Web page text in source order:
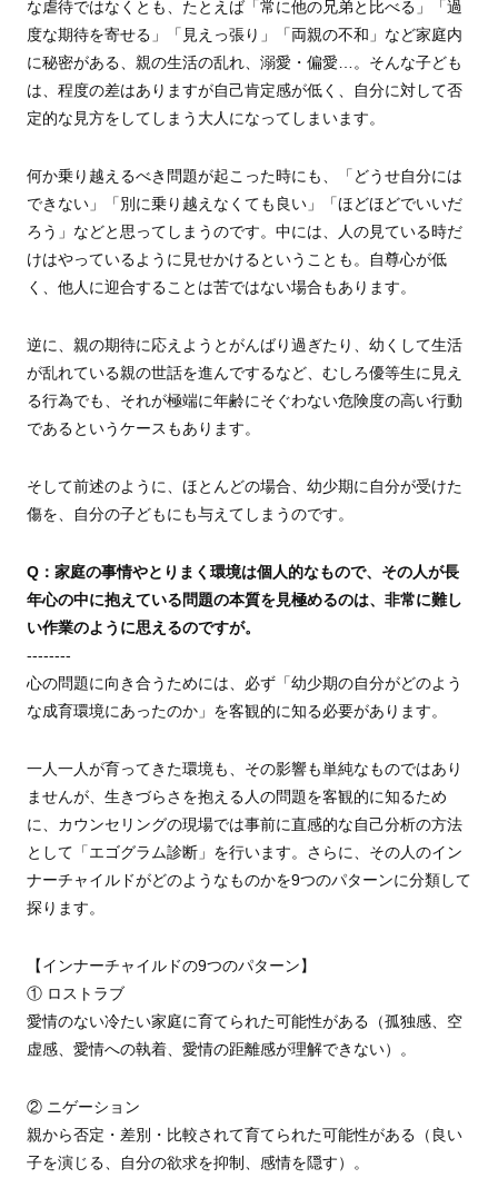
な虐待ではなくとも、たとえば「常に他の兄弟と比べる」「過
度な期待を寄せる」「見えっ張り」「両親の不和」など家庭内
に秘密がある、親の生活の乱れ、溺愛・偏愛…。そんな子ども
は、程度の差はありますが自己肯定感が低く、自分に対して否
定的な見方をしてしまう大人になってしまいます。
何か乗り越えるべき問題が起こった時にも、「どうせ自分には
できない」「別に乗り越えなくても良い」「ほどほどでいいだ
ろう」などと思ってしまうのです。中には、人の見ている時だ
けはやっているように見せかけるということも。自尊心が低
く、他人に迎合することは苦ではない場合もあります。
逆に、親の期待に応えようとがんばり過ぎたり、幼くして生活
が乱れている親の世話を進んでするなど、むしろ優等生に見え
る行為でも、それが極端に年齢にそぐわない危険度の高い行動
であるというケースもあります。
そして前述のように、ほとんどの場合、幼少期に自分が受けた
傷を、自分の子どもにも与えてしまうのです。
Q：家庭の事情やとりまく環境は個人的なもので、その人が長
年心の中に抱えている問題の本質を見極めるのは、非常に難し
い作業のように思えるのですが。
--------
心の問題に向き合うためには、必ず「幼少期の自分がどのよう
な成育環境にあったのか」を客観的に知る必要があります。
一人一人が育ってきた環境も、その影響も単純なものではあり
ませんが、生きづらさを抱える人の問題を客観的に知るため
に、カウンセリングの現場では事前に直感的な自己分析の方法
として「エゴグラム診断」を行います。さらに、その人のイン
ナーチャイルドがどのようなものかを9つのパターンに分類して
探ります。
【インナーチャイルドの9つのパターン】
① ロストラブ
愛情のない冷たい家庭に育てられた可能性がある（孤独感、空
虚感、愛情への執着、愛情の距離感が理解できない）。
② ニゲーション
親から否定・差別・比較されて育てられた可能性がある（良い
子を演じる、自分の欲求を抑制、感情を隠す）。